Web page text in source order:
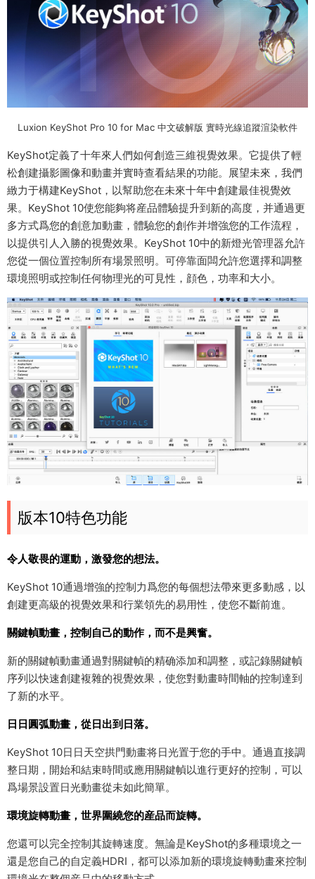
Luxion KeyShot Pro 10 for Mac 中文破解版 實時光線追蹤渲染軟件
KeyShot定義了十年來人們如何創造三維視覺效果。它提供了輕
松創建攝影圖像和動畫并實時查看結果的功能。展望未來，我們
緻力于構建KeyShot，以幫助您在未來十年中創建最佳視覺效
果。KeyShot 10使您能夠将産品體驗提升到新的高度，并通過更
多方式爲您的創意加動畫，體驗您的創作并增強您的工作流程，
以提供引人入勝的視覺效果。KeyShot 10中的新燈光管理器允許
您從一個位置控制所有場景照明。可停靠面闆允許您選擇和調整
環境照明或控制任何物理光的可見性，顔色，功率和大小。
版本10特色功能
令人敬畏的運動，激發您的想法。
KeyShot 10通過增強的控制力爲您的每個想法帶來更多動感，以
創建更高級的視覺效果和行業領先的易用性，使您不斷前進。
關鍵幀動畫，控制自己的動作，而不是興奮。
新的關鍵幀動畫通過對關鍵幀的精确添加和調整，或記錄關鍵幀
序列以快速創建複雜的視覺效果，使您對動畫時間軸的控制達到
了新的水平。
日日圓弧動畫，從日出到日落。
KeyShot 10日日天空拱門動畫将日光置于您的手中。通過直接調
整日期，開始和結束時間或應用關鍵幀以進行更好的控制，可以
爲場景設置日光動畫從未如此簡單。
環境旋轉動畫，世界圍繞您的産品而旋轉。
您還可以完全控制其旋轉速度。無論是KeyShot的多種環境之一
還是您自己的自定義HDRI，都可以添加新的環境旋轉動畫來控制